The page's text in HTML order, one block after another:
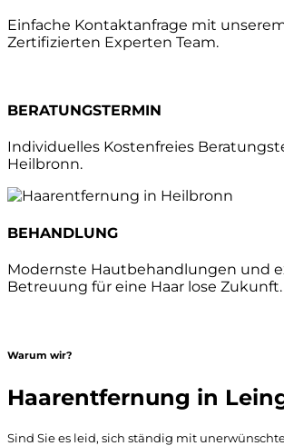
Einfache Kontaktanfrage mit
Zertifizierten Experten Team.
BERATUNGSTERMIN
Individuelles Kostenfreies
Heilbronn.
BEHANDLUNG
Modernste Hautbehandlungen und
Betreuung für eine Haar lose Zukunft.
Warum wir?
Haarentfernung in
Sind Sie es leid, sich ständig mit